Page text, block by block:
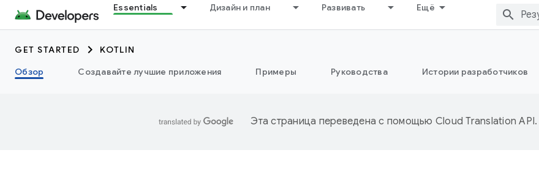
Essentials Дизайн и план Развивать Ещё
GET STARTED
KOTLIN
Обзор
Создавайте лучшие приложения Примеры Руководства Истории разработчиков
Эта страница переведена с помощью Cloud Translation API.